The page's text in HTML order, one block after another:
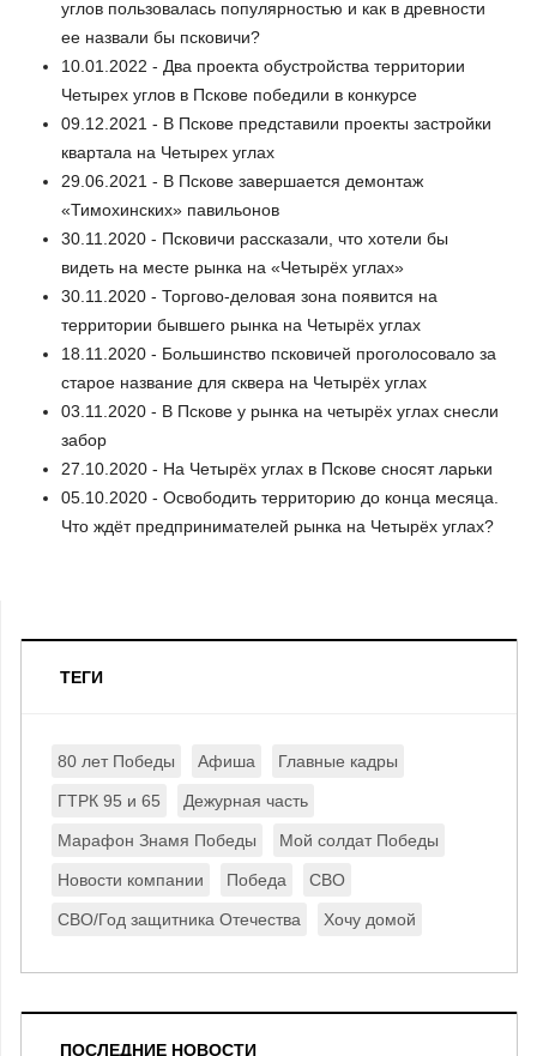
углов пользовалась популярностью и как в древности
ее назвали бы псковичи?
10.01.2022 - Два проекта обустройства территории
Четырех углов в Пскове победили в конкурсе
09.12.2021 - В Пскове представили проекты застройки
квартала на Четырех углах
29.06.2021 - В Пскове завершается демонтаж
«Тимохинских» павильонов
30.11.2020 - Псковичи рассказали, что хотели бы
видеть на месте рынка на «Четырёх углах»
30.11.2020 - Торгово-деловая зона появится на
территории бывшего рынка на Четырёх углах
18.11.2020 - Большинство псковичей проголосовало за
старое название для сквера на Четырёх углах
03.11.2020 - В Пскове у рынка на четырёх углах снесли
забор
27.10.2020 - На Четырёх углах в Пскове сносят ларьки
05.10.2020 - Освободить территорию до конца месяца.
Что ждёт предпринимателей рынка на Четырёх углах?
ТЕГИ
80 лет Победы Афиша Главные кадры
ГТРК 95 и 65 Дежурная часть
Марафон Знамя Победы Мой солдат Победы
Новости компании Победа СВО
СВО/Год защитника Отечества Хочу домой
ПОСЛЕДНИЕ НОВОСТИ